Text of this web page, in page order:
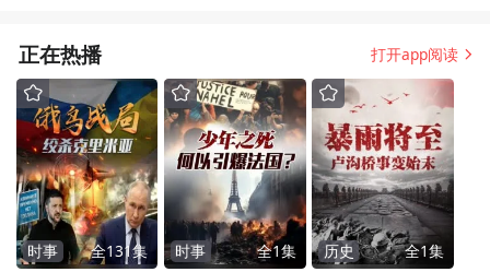
正在热播 打开app阅读
时事 全131集 时事 全1集 历史 全1集